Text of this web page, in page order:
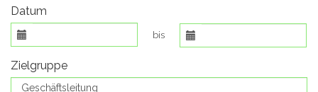
Datum
bis
Zielgruppe